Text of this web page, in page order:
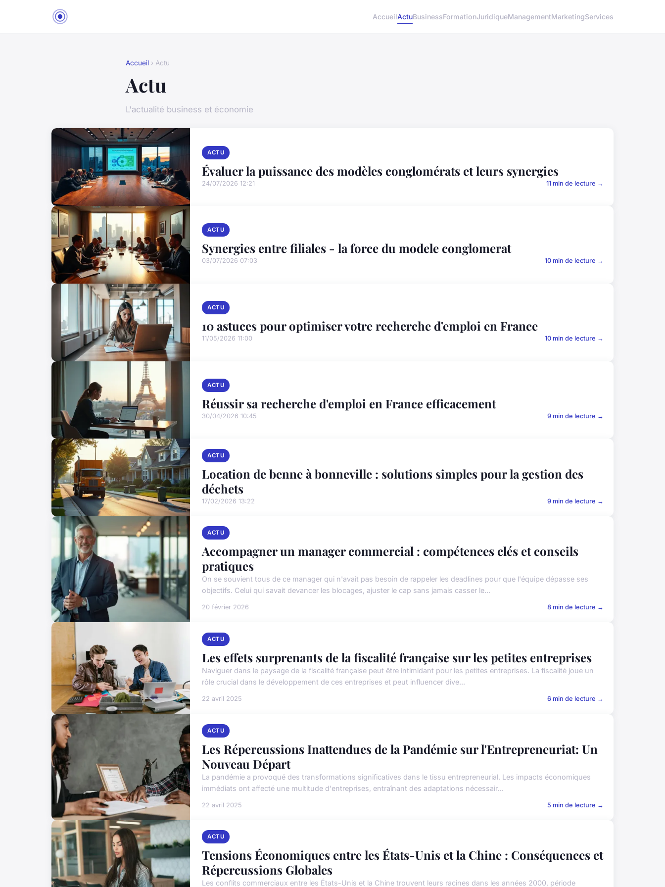
AccueilActuBusinessFormationJuridiqueManagementMarketingServices
Accueil › Actu
Actu
L'actualité business et économie
ACTU
Évaluer la puissance des modèles conglomérats et leurs synergies
24/07/2026 12:21 11 min de lecture →
ACTU
Synergies entre filiales - la force du modele conglomerat
03/07/2026 07:03 10 min de lecture →
ACTU
10 astuces pour optimiser votre recherche d'emploi en France
11/05/2026 11:00 10 min de lecture →
ACTU
Réussir sa recherche d'emploi en France efficacement
30/04/2026 10:45 9 min de lecture →
ACTU
Location de benne à bonneville : solutions simples pour la gestion des
déchets
17/02/2026 13:22 9 min de lecture →
ACTU
Accompagner un manager commercial : compétences clés et conseils
pratiques
On se souvient tous de ce manager qui n'avait pas besoin de rappeler les deadlines pour que l'équipe dépasse ses
objectifs. Celui qui savait devancer les blocages, ajuster le cap sans jamais casser le...
20 février 2026 8 min de lecture →
ACTU
Les effets surprenants de la fiscalité française sur les petites entreprises
Naviguer dans le paysage de la fiscalité française peut être intimidant pour les petites entreprises. La fiscalité joue un
rôle crucial dans le développement de ces entreprises et peut influencer dive...
22 avril 2025 6 min de lecture →
ACTU
Les Répercussions Inattendues de la Pandémie sur l'Entrepreneuriat: Un
Nouveau Départ
La pandémie a provoqué des transformations significatives dans le tissu entrepreneurial. Les impacts économiques
immédiats ont affecté une multitude d'entreprises, entraînant des adaptations nécessair...
22 avril 2025 5 min de lecture →
ACTU
Tensions Économiques entre les États-Unis et la Chine : Conséquences et
Répercussions Globales
Les conflits commerciaux entre les États-Unis et la Chine trouvent leurs racines dans les années 2000, période